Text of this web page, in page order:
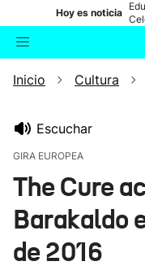
Hoy es noticia
Buscador
Inicio Cultura
Escuchar
GIRA EUROPEA
The Cure
Barakaldo
de 2016